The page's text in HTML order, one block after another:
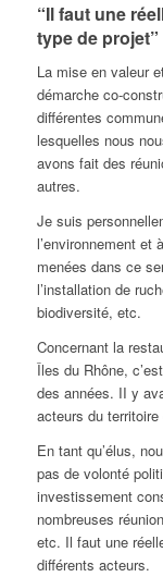
“Il faut une
type de projet”
La mise en valeur
démarche co-
différentes
lesquelles nous
avons fait des
autres.
Je suis
l’environnement
menées dans ce
l’installation de
biodiversité, etc.
Concernant la
Îles du Rhône,
des années. II y
acteurs du
En tant qu’élus,
pas de volonté
investissement
nombreuses
etc. Il faut une
différents acteurs.